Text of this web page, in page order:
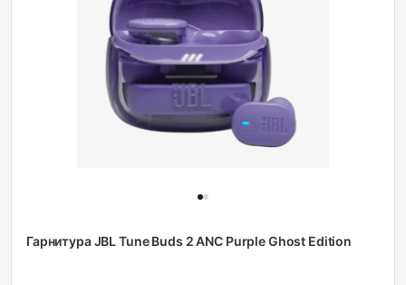
Гарнитура JBL Tune Buds 2 ANC Purple Ghost Edition